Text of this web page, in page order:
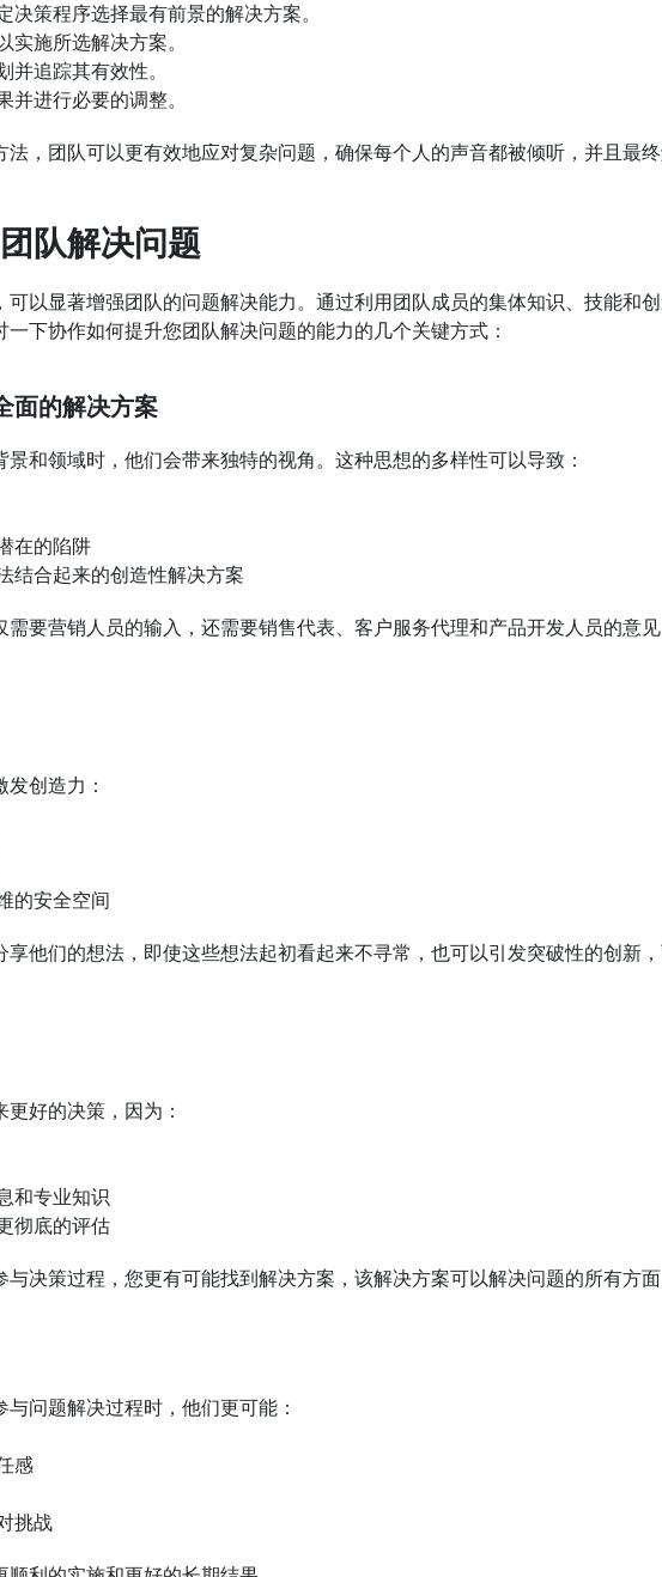
决策程序选择最有前景的解决方案。
实施所选解决方案。
并追踪其有效性。
并进行必要的调整。
，团队可以更有效地应对复杂问题，确保每个人的声音都被倾听，并且最终
队解决问题
可以显著增强团队的问题解决能力。通过利用团队成员的集体知识、技能和
下协作如何提升您团队解决问题的能力的几个关键方式：
面的解决方案
和领域时，他们会带来独特的视角。这种思想的多样性可以导致：
在的陷阱
结合起来的创造性解决方案
需要营销人员的输入，还需要销售代表、客户服务代理和产品开发人员的意
创造力：
的安全空间
享他们的想法，即使这些想法起初看起来不寻常，也可以引发突破性的创新
好的决策，因为：
和专业知识
彻底的评估
决策过程，您更有可能找到解决方案，该解决方案可以解决问题的所有方面
问题解决过程时，他们更可能：
感
挑战